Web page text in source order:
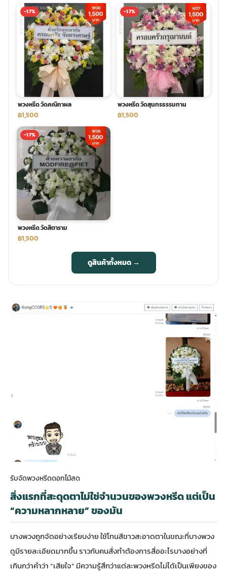
-17%
พวงหรีด วัดคณิกาผล
฿1,500
-17%
พวงหรีด วัดสุนทรธรรมทาน
฿1,500
-17%
พวงหรีด วัดสิตาราม
฿1,500
ดูสินค้าทั้งหมด →
รับจัดพวงหรีดดอกไม้สด
สิ่งแรกที่สะดุดตาไม่ใช่จำนวนของพวงหรีด แต่เป็น
“ความหลากหลาย” ของมัน
บางพวงถูกจัดอย่างเรียบง่าย ใช้โทนสีขาวสะอาดตาในขณะที่บางพวง
ดูมีรายละเอียดมากขึ้น ราวกับคนสั่งทำต้องการสื่ออะไรบางอย่างที่
เกินกว่าคำว่า “เสียใจ” มีความรู้สึกว่าแต่ละพวงหรีดไม่ได้เป็นเพียงของ